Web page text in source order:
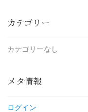
カテゴリー
カテゴリーなし
メタ情報
ログイン